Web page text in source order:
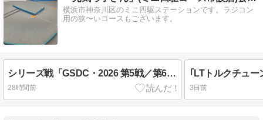
横浜市神奈川区のミニ四駆ステーションです。ラジコン
用の狭〜いコースもございます。
シリーズ戦「GSDC・2026 第5戦／第6戦」開催報告です
28時間前 3日前